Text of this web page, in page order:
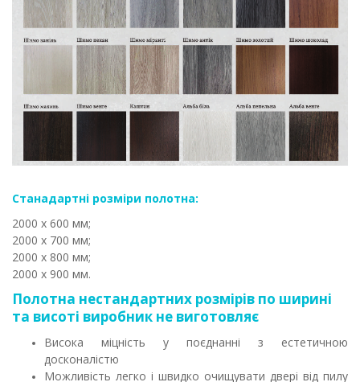
Станадартні розміри полотна:
2000 х 600 мм;
2000 х 700 мм;
2000 х 800 мм;
2000 х 900 мм.
Полотна нестандартних розмірів по ширині
та висоті виробник не виготовляє
Висока міцність у поєднанні з естетичною
досконалістю
Можливість легко і швидко очищувати двері від пилу